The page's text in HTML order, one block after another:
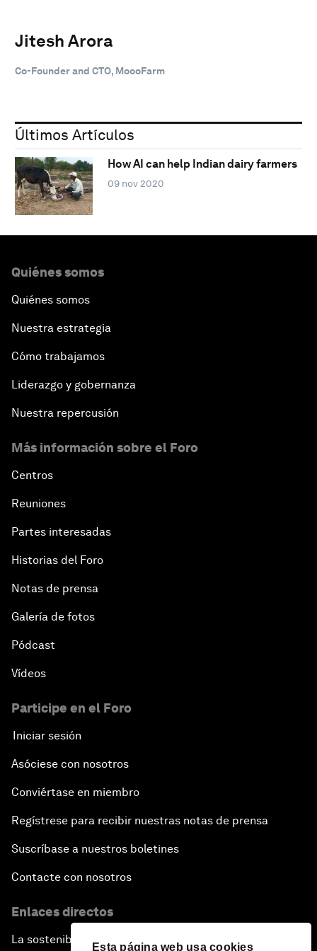
Esta página web usa cookies
Jitesh Arora
Co-Founder and CTO, MoooFarm
Últimos Artículos
How AI can help Indian dairy farmers
09 nov 2020
Quiénes somos
Quiénes somos
Nuestra estrategia
Cómo trabajamos
Liderazgo y gobernanza
Nuestra repercusión
Más información sobre el Foro
Centros
Reuniones
Partes interesadas
Historias del Foro
Notas de prensa
Galería de fotos
Pódcast
Vídeos
Participe en el Foro
Iniciar sesión
Asóciese con nosotros
Conviértase en miembro
Regístrese para recibir nuestras notas de prensa
Suscríbase a nuestros boletines
Contacte con nosotros
Enlaces directos
La sostenibilidad en el Foro